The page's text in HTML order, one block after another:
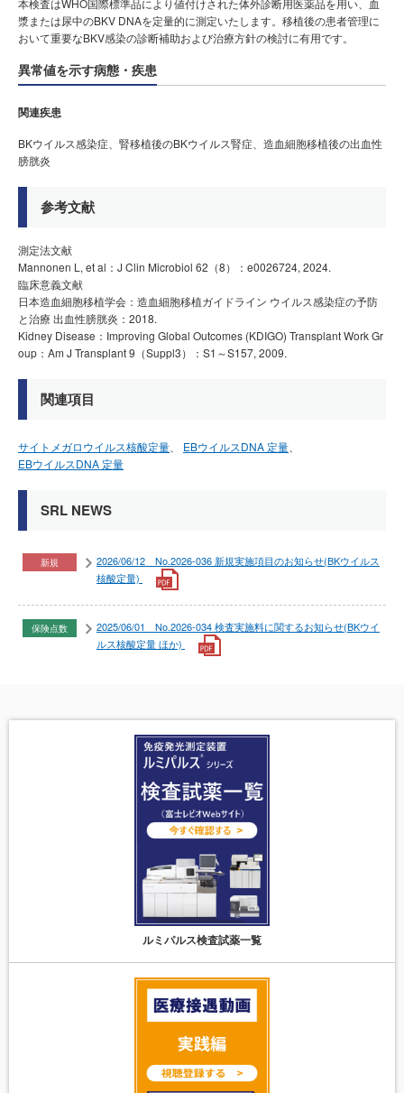
本検査はWHO国際標準品により値付けされた体外診断用医薬品を用い、血
漿または尿中のBKV DNAを定量的に測定いたします。移植後の患者管理に
おいて重要なBKV感染の診断補助および治療方針の検討に有用です。
異常値を示す病態・疾患
関連疾患
BKウイルス感染症、腎移植後のBKウイルス腎症、造血細胞移植後の出血性
膀胱炎
参考文献
測定法文献
Mannonen L, et al：J Clin Microbiol 62（8）：e0026724, 2024.
臨床意義文献
日本造血細胞移植学会：造血細胞移植ガイドライン ウイルス感染症の予防
と治療 出血性膀胱炎：2018.
Kidney Disease：Improving Global Outcomes (KDIGO) Transplant Work Gr
oup：Am J Transplant 9（Suppl3）：S1～S157, 2009.
関連項目
サイトメガロウイルス核酸定量
EBウイルスDNA 定量
EBウイルスDNA 定量
SRL NEWS
新規
2026/06/12 No.2026-036 新規実施項目のお知らせ(BKウイルス
核酸定量)
保険点数
2025/06/01 No.2026-034 検査実施料に関するお知らせ(BKウイ
ルス核酸定量 ほか)
ルミパルス検査試薬一覧